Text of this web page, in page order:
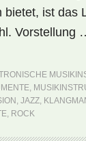
bietet, ist das
Vorstellung
,
, JAZZ,
, ROCK